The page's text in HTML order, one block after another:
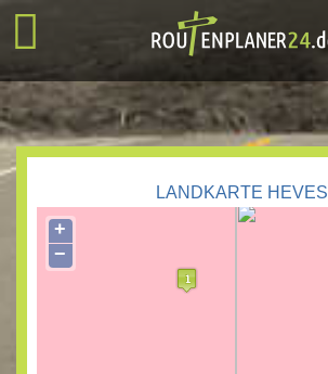
LANDKARTE HEVES
+
−